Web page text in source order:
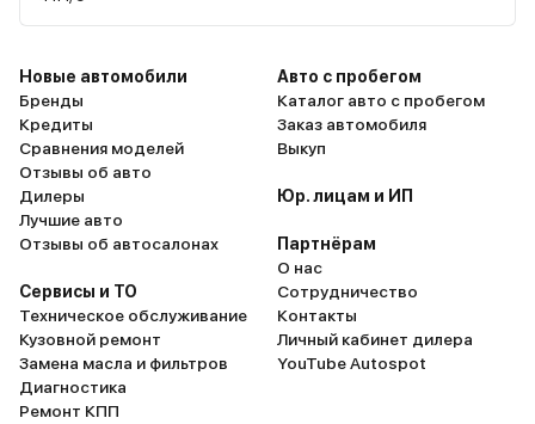
Новые автомобили
Бренды
Кредиты
Сравнения моделей
Отзывы об авто
Дилеры
Лучшие авто
Отзывы об автосалонах
Сервисы и ТО
Техническое обслуживание
Кузовной ремонт
Замена масла и фильтров
Диагностика
Ремонт КПП
Авто с пробегом
Каталог авто с пробегом
Заказ автомобиля
Выкуп
Юр. лицам и ИП
Партнёрам
О нас
Сотрудничество
Контакты
Личный кабинет дилера
YouTube Autospot